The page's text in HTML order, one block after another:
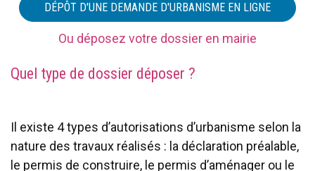
DÉPÔT D'UNE DEMANDE D'URBANISME EN LIGNE
Ou déposez votre dossier en mairie
Quel type de dossier déposer ?
Il existe 4 types d’autorisations d’urbanisme selon la
nature des travaux réalisés : la déclaration préalable,
le permis de construire, le permis d’aménager ou le